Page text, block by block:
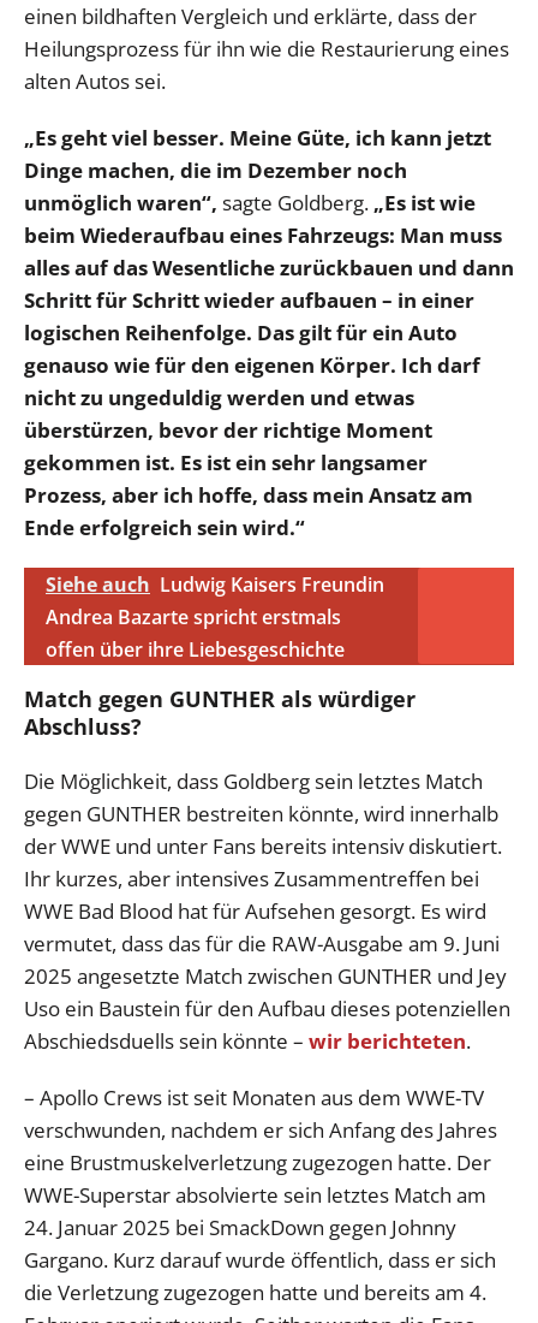
einen bildhaften Vergleich und erklärte, dass der
Heilungsprozess für ihn wie die Restaurierung eines
alten Autos sei.
„Es geht viel besser. Meine Güte, ich kann jetzt
Dinge machen, die im Dezember noch
unmöglich waren“, sagte Goldberg. „Es ist wie
beim Wiederaufbau eines Fahrzeugs: Man muss
alles auf das Wesentliche zurückbauen und dann
Schritt für Schritt wieder aufbauen – in einer
logischen Reihenfolge. Das gilt für ein Auto
genauso wie für den eigenen Körper. Ich darf
nicht zu ungeduldig werden und etwas
überstürzen, bevor der richtige Moment
gekommen ist. Es ist ein sehr langsamer
Prozess, aber ich hoffe, dass mein Ansatz am
Ende erfolgreich sein wird.“
Siehe auch Ludwig Kaisers Freundin
Andrea Bazarte spricht erstmals
offen über ihre Liebesgeschichte
Match gegen GUNTHER als würdiger
Abschluss?
Die Möglichkeit, dass Goldberg sein letztes Match
gegen GUNTHER bestreiten könnte, wird innerhalb
der WWE und unter Fans bereits intensiv diskutiert.
Ihr kurzes, aber intensives Zusammentreffen bei
WWE Bad Blood hat für Aufsehen gesorgt. Es wird
vermutet, dass das für die RAW-Ausgabe am 9. Juni
2025 angesetzte Match zwischen GUNTHER und Jey
Uso ein Baustein für den Aufbau dieses potenziellen
Abschiedsduells sein könnte – wir berichteten.
– Apollo Crews ist seit Monaten aus dem WWE-TV
verschwunden, nachdem er sich Anfang des Jahres
eine Brustmuskelverletzung zugezogen hatte. Der
WWE-Superstar absolvierte sein letztes Match am
24. Januar 2025 bei SmackDown gegen Johnny
Gargano. Kurz darauf wurde öffentlich, dass er sich
die Verletzung zugezogen hatte und bereits am 4.